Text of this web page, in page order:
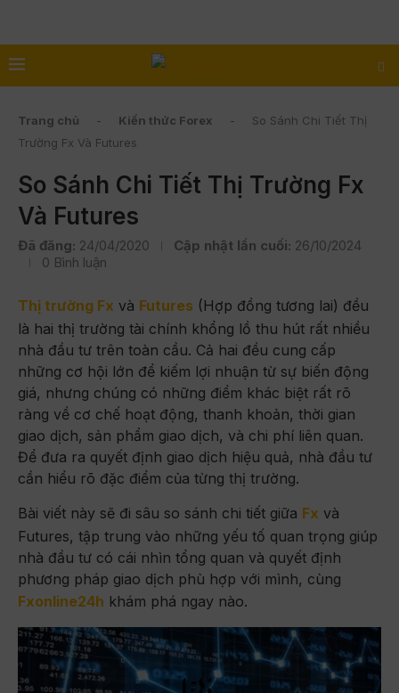
Trang chủ - Kiến thức Forex -
So Sánh Chi Tiết Thị
Trường Fx Và Futures
So Sánh Chi Tiết Thị Trường Fx
Và Futures
Đã đăng: 24/04/2020 Cập nhật lần cuối: 26/10/2024
0 Bình luận
Thị trường Fx và Futures (Hợp đồng tương lai) đều
là hai thị trường tài chính khổng lồ thu hút rất nhiều
nhà đầu tư trên toàn cầu. Cả hai đều cung cấp
những cơ hội lớn để kiếm lợi nhuận từ sự biến động
giá, nhưng chúng có những điểm khác biệt rất rõ
ràng về cơ chế hoạt động, thanh khoản, thời gian
giao dịch, sản phẩm giao dịch, và chi phí liên quan.
Để đưa ra quyết định giao dịch hiệu quả, nhà đầu tư
cần hiểu rõ đặc điểm của từng thị trường.
Bài viết này sẽ đi sâu so sánh chi tiết giữa Fx và
Futures, tập trung vào những yếu tố quan trọng giúp
nhà đầu tư có cái nhìn tổng quan và quyết định
phương pháp giao dịch phù hợp với mình, cùng
Fxonline24h khám phá ngay nào.